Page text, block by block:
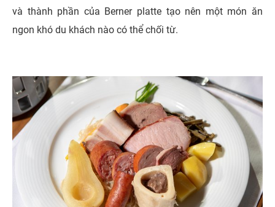
và thành phần của Berner platte tạo nên một món ăn
ngon khó du khách nào có thể chối từ.